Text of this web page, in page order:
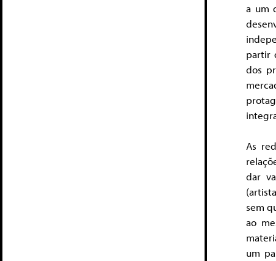
a um
partir
dos
As
dar
sem
ao
um